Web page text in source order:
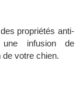
propriétés anti-
une infusion de
votre chien.